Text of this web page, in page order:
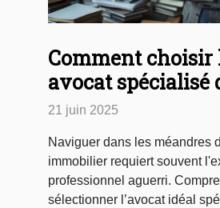
Comment choisir
avocat spécialisé
droit immobilier
21 juin 2025
Naviguer dans les méandres
immobilier requiert souvent
professionnel aguerri.
sélectionner l’avocat idéal